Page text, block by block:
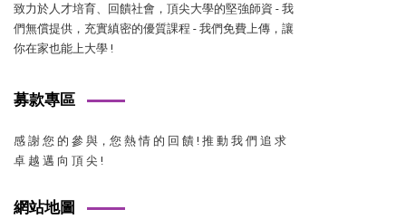
致力於人才培育、回饋社會，頂尖大學的堅強師資 - 我
們無償提供，充實縝密的優質課程 - 我們免費上傳，讓
你在家也能上大學 !
募款專區
感 謝 您 的 參 與，您 熱 情 的 回 饋 ! 推 動 我 們 追 求
卓 越 邁 向 頂 尖 !
網站地圖